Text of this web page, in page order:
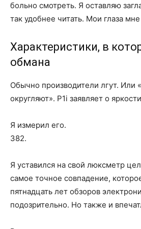
больно смотреть. Я оставляю
так удобнее читать. Мои глаза
Характеристики, в
обмана
Обычно производители лгут. Или
округляют». P1i заявляет о
Я измерил его.
382.
Я уставился на свой люксметр
самое точное совпадение,
пятнадцать лет обзоров
подозрительно. Но также и